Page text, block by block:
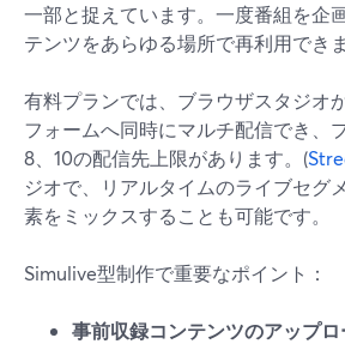
一部と捉えています。一度番組を企
テンツをあらゆる場所で再利用できま
有料プランでは、ブラウザスタジオ
フォームへ同時にマルチ配信でき、
8、10の配信先上限があります。(
ジオで、リアルタイムのライブセグ
素をミックスすることも可能です。
Simulive型制作で重要なポイント：
事前収録コンテンツのアップ